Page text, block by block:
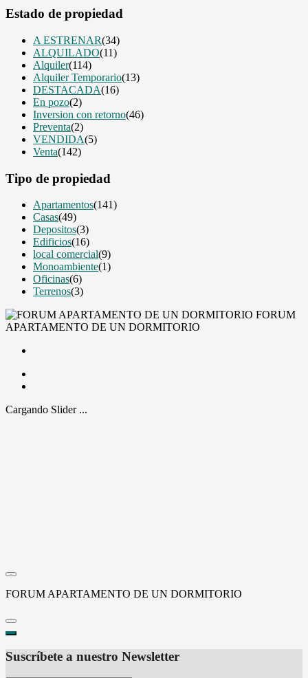
Estado de propiedad
A ESTRENAR(34)
ALQUILADO(11)
Alquiler(114)
Alquiler Temporario(13)
DESTACADA(16)
En pozo(2)
Inversion con retorno(46)
Preventa(2)
VENDIDA(5)
Venta(142)
Tipo de propiedad
Apartamentos(141)
Casas(49)
Depositos(3)
Edificios(16)
local comercial(9)
Monoambiente(1)
Oficinas(6)
Terrenos(3)
FORUM
APARTAMENTO DE UN DORMITORIO
Cargando Slider ...
FORUM APARTAMENTO DE UN DORMITORIO
Suscríbete a nuestro Newsletter